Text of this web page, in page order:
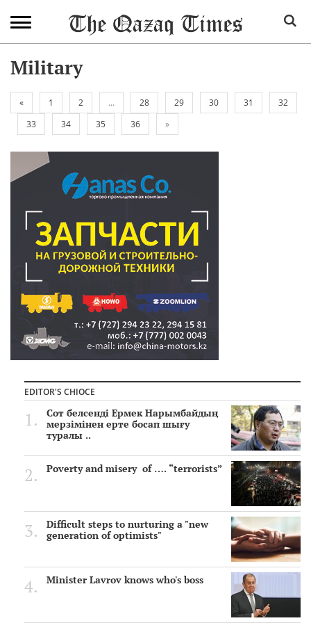
Military
« 1 2 ... 28 29 30 31
32
33
34 35 36 »
EDITOR'S CHIOCE
Сот белсенді Ермек Нарымбайдың
мерзімінен ерте босап шығу
туралы ..
Poverty and misery of …. “terrorists”
Difficult steps to nurturing a "new
generation of optimists"
Minister Lavrov knows who's boss